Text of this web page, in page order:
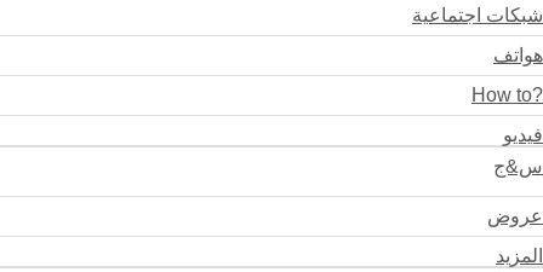
شبكات اجتماعية
هواتف
?How to
فيديو
س&ج
عروض
المزيد